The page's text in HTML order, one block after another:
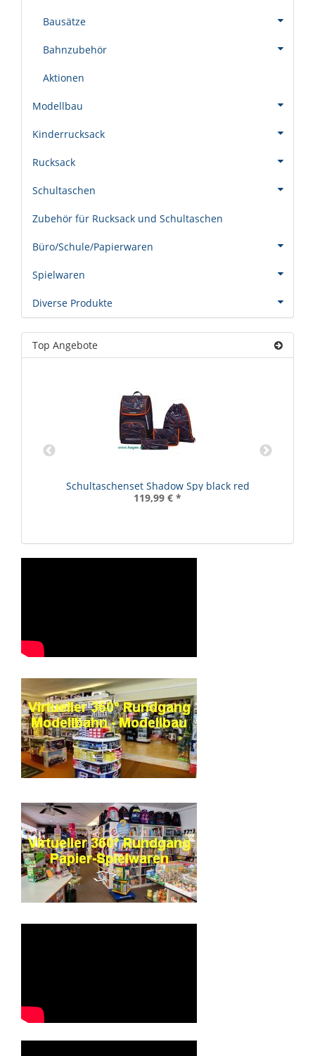
Bausätze
Bahnzubehör
Aktionen
Modellbau
Kinderrucksack
Rucksack
Schultaschen
Zubehör für Rucksack und Schultaschen
Büro/Schule/Papierwaren
Spielwaren
Diverse Produkte
Top Angebote
Schultaschenset Shadow Spy black red
119,99 € *